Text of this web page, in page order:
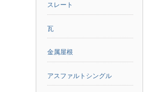
スレート
瓦
金属屋根
アスファルトシングル